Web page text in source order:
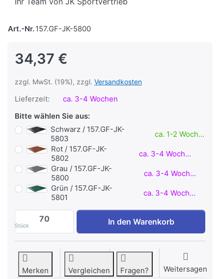
Art.-Nr.157.GF-JK-5800
34,37 €
zzgl. MwSt. (19%), zzgl. Versandkosten
Lieferzeit:
ca. 3-4 Wochen
Bitte wählen Sie aus:
Schwarz / 157.GF-JK-
5803
ca. 1-2 Wochen
Rot / 157.GF-JK-
5802
ca. 3-4 Wochen
Grau / 157.GF-JK-
5800
ca. 3-4 Wochen
Grün / 157.GF-JK-
5801
ca. 3-4 Wochen
Stück
Granuflex® Fitnessboden BASIC 15 mm
In den Warenkorb
Merken Vergleichen Fragen? Weitersagen